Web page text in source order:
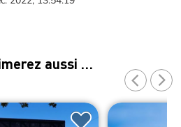
aussi …